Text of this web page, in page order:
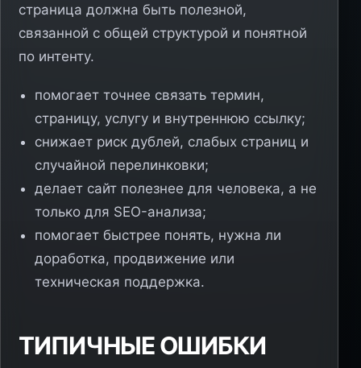
страница должна быть полезной,
связанной с общей структурой и понятной
по интенту.
помогает точнее связать термин,
страницу, услугу и внутреннюю ссылку;
снижает риск дублей, слабых страниц и
случайной перелинковки;
делает сайт полезнее для человека, а не
только для SEO-анализа;
помогает быстрее понять, нужна ли
доработка, продвижение или
техническая поддержка.
ТИПИЧНЫЕ ОШИБКИ